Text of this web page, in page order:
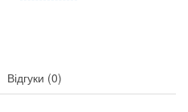
Відгуки (0)